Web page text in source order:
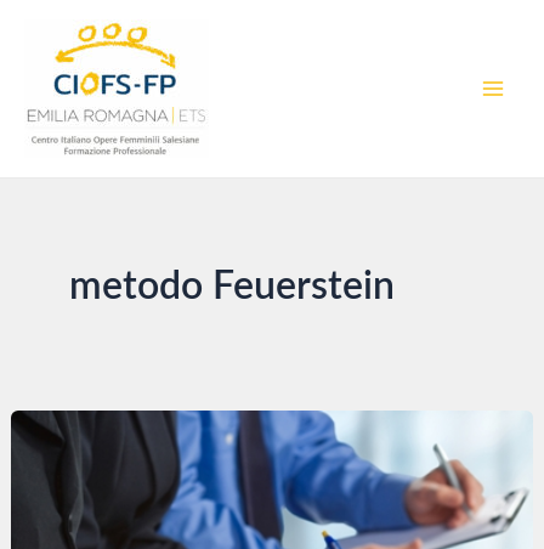
contenuto
metodo Feuerstein